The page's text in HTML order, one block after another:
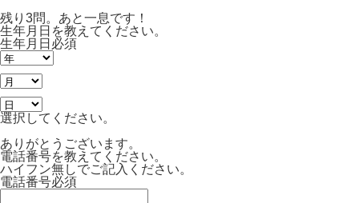
残り3問。あと一息です！
生年月日を教えてください。
生年月日 必須
選択してください。
ありがとうございます。
電話番号を教えてください。
ハイフン無しでご記入ください。
電話番号必須